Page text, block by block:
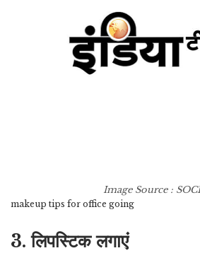
Image Source :
makeup tips for office going
3. लिपस्टिक लगाएं